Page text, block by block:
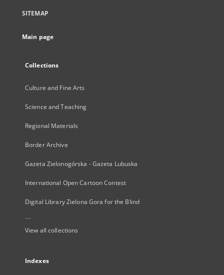
SITEMAP
Main page
Collections
Culture and Fine Arts
Science and Teaching
Regional Materials
Border Archive
Gazeta Zielonogórska - Gazeta Lubuska
International Open Cartoon Contest
Digital Library Zielona Gora for the Blind
...
View all collections
Indexes